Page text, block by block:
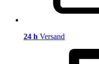
24 h Versand